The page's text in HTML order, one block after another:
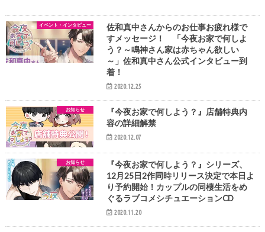
イベント・インタビュー
佐和真中さんからのお仕事お疲れ様で
すメッセージ！ 「今夜お家で何しよ
う？～鳴神さん家は赤ちゃん欲しい
～」佐和真中さん公式インタビュー到
着！
2020.12.25
お知らせ
『今夜お家で何しよう？』店舗特典内
容の詳細解禁
2020.12.07
お知らせ
『今夜お家で何しよう？』シリーズ、
12月25日2作同時リリース決定で本日よ
り予約開始！カップルの同棲生活をめ
ぐるラブコメシチュエーションCD
2020.11.20